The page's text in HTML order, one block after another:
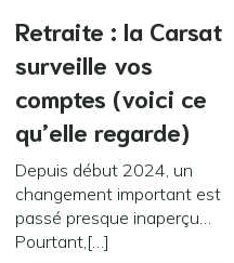
Retraite : la Carsat
surveille vos
comptes (voici ce
qu’elle regarde)
Depuis début 2024, un
changement important est
passé presque inaperçu…
Pourtant,[…]